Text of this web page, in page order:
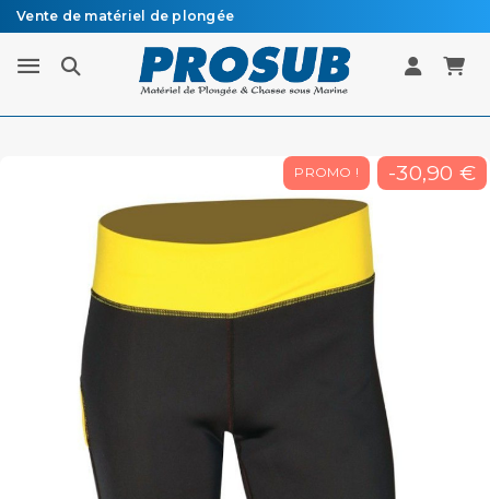
Vente de matériel de plongée
Livraison sous 48h à 72h en colissimo recommandé
PROMO ! -30,90 €